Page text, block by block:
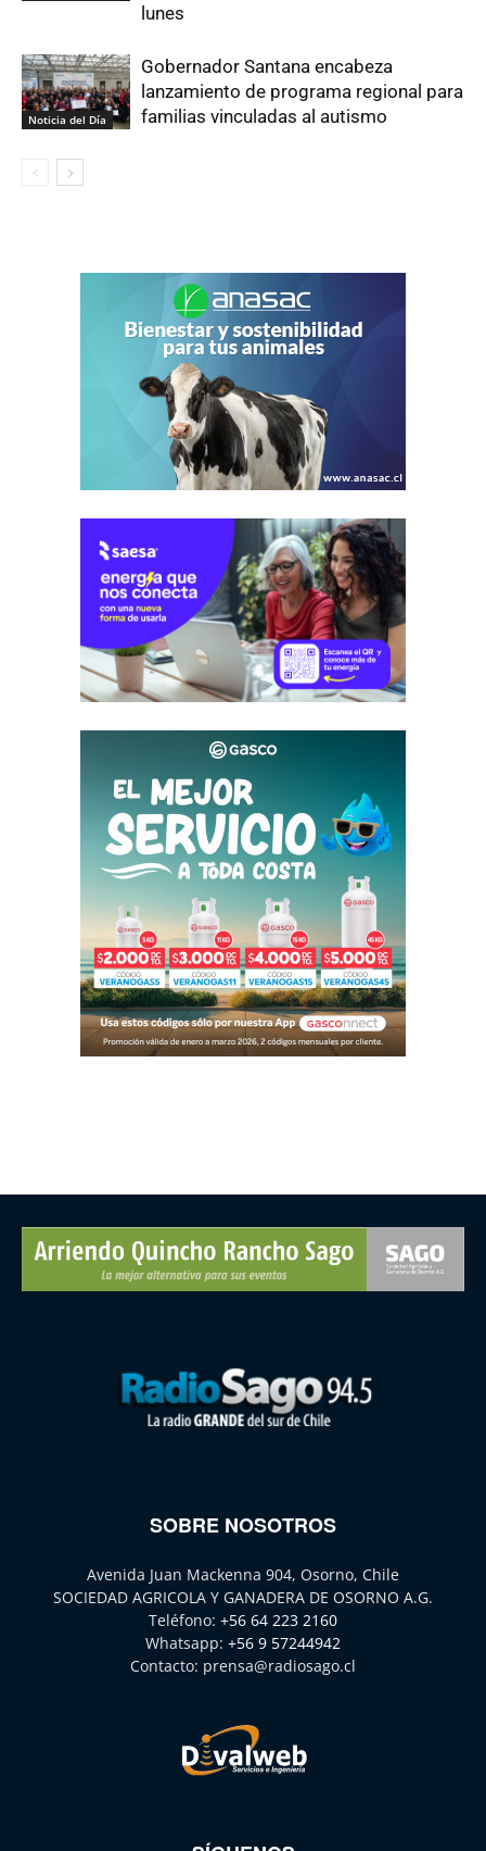
lunes
Noticia del Día
Gobernador Santana encabeza
lanzamiento de programa regional para
familias vinculadas al autismo
SOBRE NOSOTROS
Avenida Juan Mackenna 904, Osorno, Chile
SOCIEDAD AGRICOLA Y GANADERA DE OSORNO A.G.
Teléfono: +56 64 223 2160
Whatsapp: +56 9 57244942
Contacto: prensa@radiosago.cl